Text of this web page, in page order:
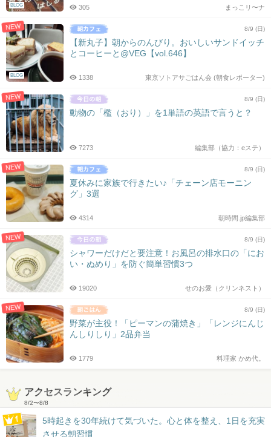
BLOG まっこリ〜ナ
305
NEW
BLOG
8/9 (日)
【新丸子】朝からのんびり。おいしいサンドイッチ
とコーヒーと@VEG【vol.646】
東京ソトアサごはん会 (朝食レポーター)
1338
NEW 8/9 (日)
動物の「檻（おり）」を1単語の英語で言うと？
編集部（協力：eステ）
7273
NEW 8/9 (日)
夏休みに家族で行きたい♪「チェーン店モーニン
グ」3選
朝時間.jp編集部
4314
NEW 8/9 (日)
シャワーだけだと要注意！お風呂の排水口の「にお
い・ぬめり」を防ぐ簡単習慣3つ
せのお愛（クリンネスト）
19020
NEW 8/9 (日)
野菜が主役！「ピーマンの蒲焼き」「レンジにんじ
んしりしり」2品弁当
料理家 かめ代。
1779
アクセスランキング
8/2〜8/8
5時起きを30年続けて気づいた。心と体を整え、1日を充実
させる朝習慣